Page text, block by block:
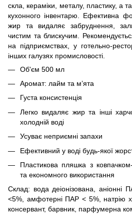
скла, кераміки, металу, пластику, а
кухонного інвентарю. Ефективна
жир та видаляє забруднення,
чистим та блискучим.
на підприємствах, у готельно-
інших галузях промисловості.
Об'єм 500 мл
Аромат: лайм та м’ята
Густа консистенція
Легко видаляє жир та інші
холодній воді
Усуває неприємні запахи
Ефективний у воді будь-якої
Пластикова пляшка з
та економного використання
Склад: вода деіонізована, аніонні
<5%, амфотерні ПАР < 5%, натрію
консервант, барвник, парфумерна